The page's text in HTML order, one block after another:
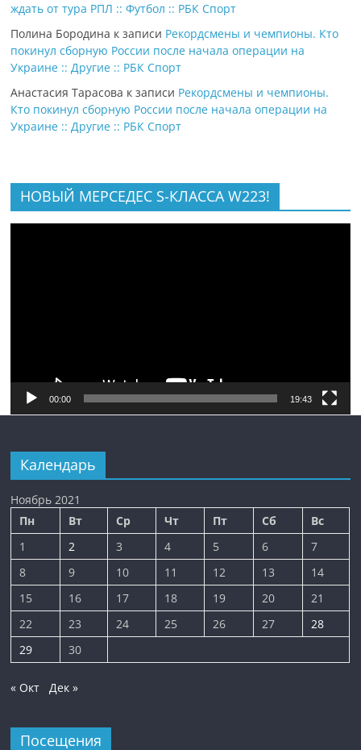
ждать от тура РПЛ :: Футбол :: РБК Спорт
Полина Бородина к записи Рекордсмены и чемпионы. Кто
покинул сборную России после начала операции на
Украине :: Другие :: РБК Спорт
Анастасия Тарасова к записи Рекордсмены и чемпионы.
Кто покинул сборную России после начала операции на
Украине :: Другие :: РБК Спорт
НОВЫЙ МЕРСЕДЕС S-КЛАССА W223!
00:00 19:43
Календарь
Ноябрь 2021
Пн
Вт Ср Чт Пт Сб
Вс
1
2 3 4 5 6
7
8
9 10 11 12 13
14
15
16 17 18 19 20
21
22
23 24 25 26 27
28
29
30
« Окт Дек »
Посещения